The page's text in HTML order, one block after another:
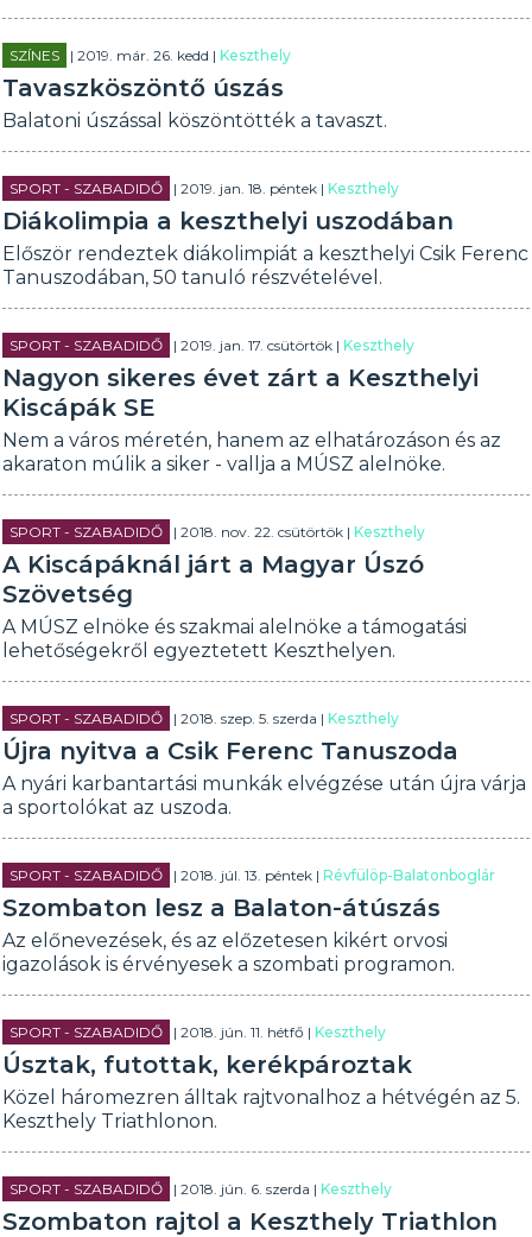
SZÍNES | 2019. már. 26. kedd |Keszthely
Tavaszköszöntő úszás
Balatoni úszással köszöntötték a tavaszt.
SPORT - SZABADIDŐ | 2019. jan. 18. péntek |Keszthely
Diákolimpia a keszthelyi uszodában
Először rendeztek diákolimpiát a keszthelyi Csik Ferenc
Tanuszodában, 50 tanuló részvételével.
SPORT - SZABADIDŐ | 2019. jan. 17. csütörtök |Keszthely
Nagyon sikeres évet zárt a Keszthelyi
Kiscápák SE
Nem a város méretén, hanem az elhatározáson és az
akaraton múlik a siker - vallja a MÚSZ alelnöke.
SPORT - SZABADIDŐ | 2018. nov. 22. csütörtök |Keszthely
A Kiscápáknál járt a Magyar Úszó
Szövetség
A MÚSZ elnöke és szakmai alelnöke a támogatási
lehetőségekről egyeztetett Keszthelyen.
SPORT - SZABADIDŐ | 2018. szep. 5. szerda |Keszthely
Újra nyitva a Csik Ferenc Tanuszoda
A nyári karbantartási munkák elvégzése után újra várja
a sportolókat az uszoda.
SPORT - SZABADIDŐ | 2018. júl. 13. péntek |Révfülöp-Balatonboglár
Szombaton lesz a Balaton-átúszás
Az előnevezések, és az előzetesen kikért orvosi
igazolások is érvényesek a szombati programon.
SPORT - SZABADIDŐ | 2018. jún. 11. hétfő |Keszthely
Úsztak, futottak, kerékpároztak
Közel háromezren álltak rajtvonalhoz a hétvégén az 5.
Keszthely Triathlonon.
SPORT - SZABADIDŐ | 2018. jún. 6. szerda |Keszthely
Szombaton rajtol a Keszthely Triathlon